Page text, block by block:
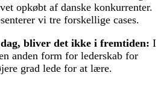
opkøbt af danske konkurrenter.
vi tre forskellige cases.
bliver det ikke i fremtiden: I
anden form for lederskab for
grad lede for at lære.